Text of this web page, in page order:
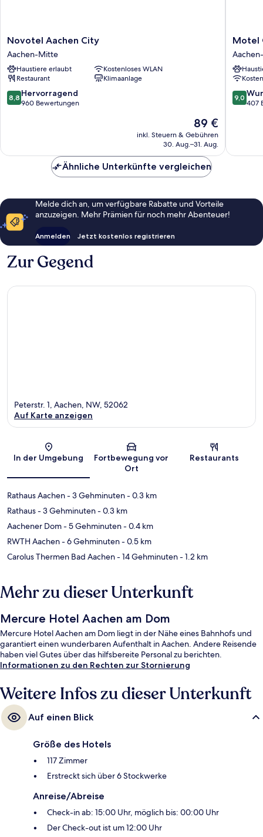
Novotel
Aachen
City
Aachen-
Mitte
Novotel Aachen City
Aachen-Mitte
Haustiere erlaubt
Kostenloses WLAN
Restaurant
Klimaanlage
8.8
von
8,8 Hervorragend
960 Bewertungen
Der
Preis
beträgt
89 €
inkl. Steuern & Gebühren
30. Aug.–31. Aug.
Motel
One
Aachen
Aachen-
Mitte
Motel
9.0
von
9,0
407
Ähnliche Unterkünfte vergleichen
Melde dich an, um verfügbare Rabatte und Vorteile
anzuzeigen. Mehr Prämien für noch mehr Abenteuer!
Anmelden Jetzt kostenlos registrieren
Zur Gegend
Karte
Peterstr. 1, Aachen, NW, 52062
Auf Karte anzeigen
In der Umgebung
Fortbewegung vor
Ort
Restaurants
Rathaus Aachen- 3 Gehminuten- 0.3 km
Rathaus- 3 Gehminuten- 0.3 km
Aachener Dom- 5 Gehminuten- 0.4 km
RWTH Aachen- 6 Gehminuten- 0.5 km
Carolus Thermen Bad Aachen- 14 Gehminuten- 1.2 km
Mehr zu dieser Unterkunft
Mercure Hotel Aachen am Dom
Mercure Hotel Aachen am Dom liegt in der Nähe eines Bahnhofs und
garantiert einen wunderbaren Aufenthalt in Aachen. Andere Reisende
haben viel Gutes über das hilfsbereite Personal zu berichten.
Informationen zu den Rechten zur Stornierung
Weitere Infos zu dieser Unterkunft
Auf einen Blick
Größe des Hotels
117 Zimmer
Erstreckt sich über 6 Stockwerke
Anreise/Abreise
Check-in ab: 15:00 Uhr, möglich bis: 00:00 Uhr
Der Check-out ist um 12:00 Uhr